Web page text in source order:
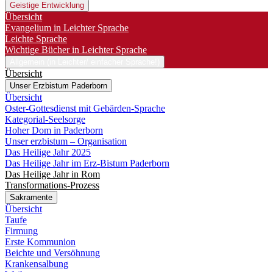
Geistige Entwicklung
Übersicht
Evangelium in Leichter Sprache
Leichte Sprache
Wichtige Bücher in Leichter Sprache
Übersicht
Unser Erzbistum Paderborn
Übersicht
Oster-Gottesdienst mit Gebärden-Sprache
Kategorial-Seelsorge
Hoher Dom in Paderborn
Unser erzbistum – Organisation
Das Heilige Jahr 2025
Das Heilige Jahr im Erz-Bistum Paderborn
Das Heilige Jahr in Rom
Transformations-Prozess
Sakramente
Übersicht
Taufe
Firmung
Erste Kommunion
Beichte und Versöhnung
Krankensalbung